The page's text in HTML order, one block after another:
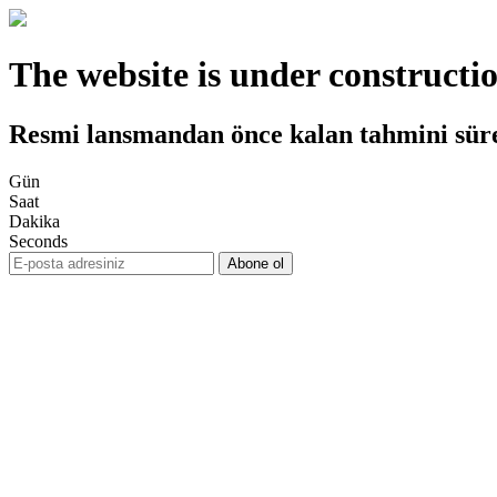
The website is under
Resmi lansmandan önce kalan tahmini
Gün
Saat
Dakika
Seconds